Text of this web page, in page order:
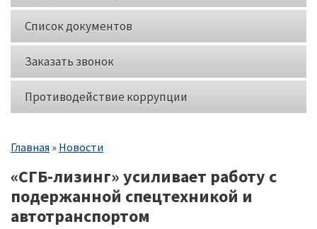
Список документов
Заказать звонок
Противодействие коррупции
Строка
Главная Новости
«СГБ-лизинг» усиливает работу с
подержанной спецтехникой и
автотранспортом